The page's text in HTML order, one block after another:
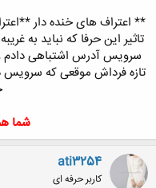
** اعتراف های خنده دار
تاثیر این حرفا که نباید به
سرویس آدرس اشتباهی دادم و
تازه فرداش موقعی که سرویس
شما
ati3254
کاربر حرفه ای